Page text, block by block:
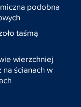
podobna
taśmą
wierzchniej
ścianach w